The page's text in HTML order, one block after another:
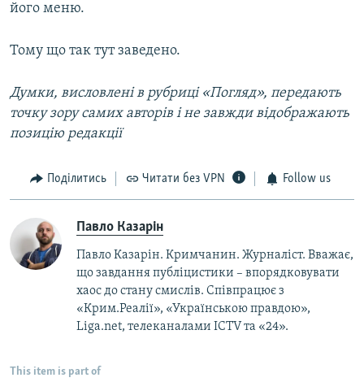
його меню.
Тому що так тут заведено.
Думки, висловлені в рубриці «Погляд», передають
точку зору самих авторів і не завжди відображають
позицію редакції
Поділитись Читати без VPN Follow us
Павло Казарін
Павло Казарін. Кримчанин. Журналіст. Вважає,
що завдання публіцистики – впорядковувати
хаос до стану смислів. Співпрацює з
«Крим.Реалії», «Українською правдою»,
Liga.net, телеканалами ICTV та «24».
This item is part of